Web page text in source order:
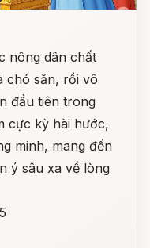
nông dân chất
chó săn, rồi vô
đầu tiên trong
cực kỳ hài hước,
minh, mang đến
ý sâu xa về lòng